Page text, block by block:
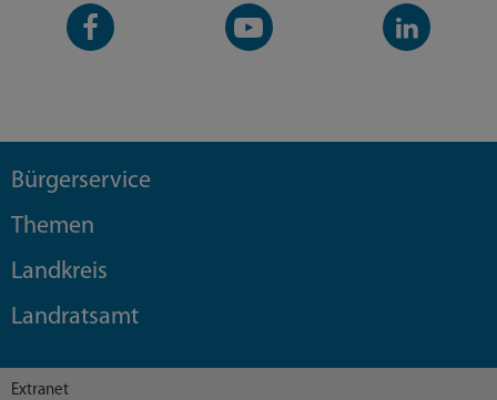
Facebook-
Seite
YouTube-
Kanal
LinkedIn-
Kanal
Bürgerservice
Themen
Landkreis
Landratsamt
Extranet